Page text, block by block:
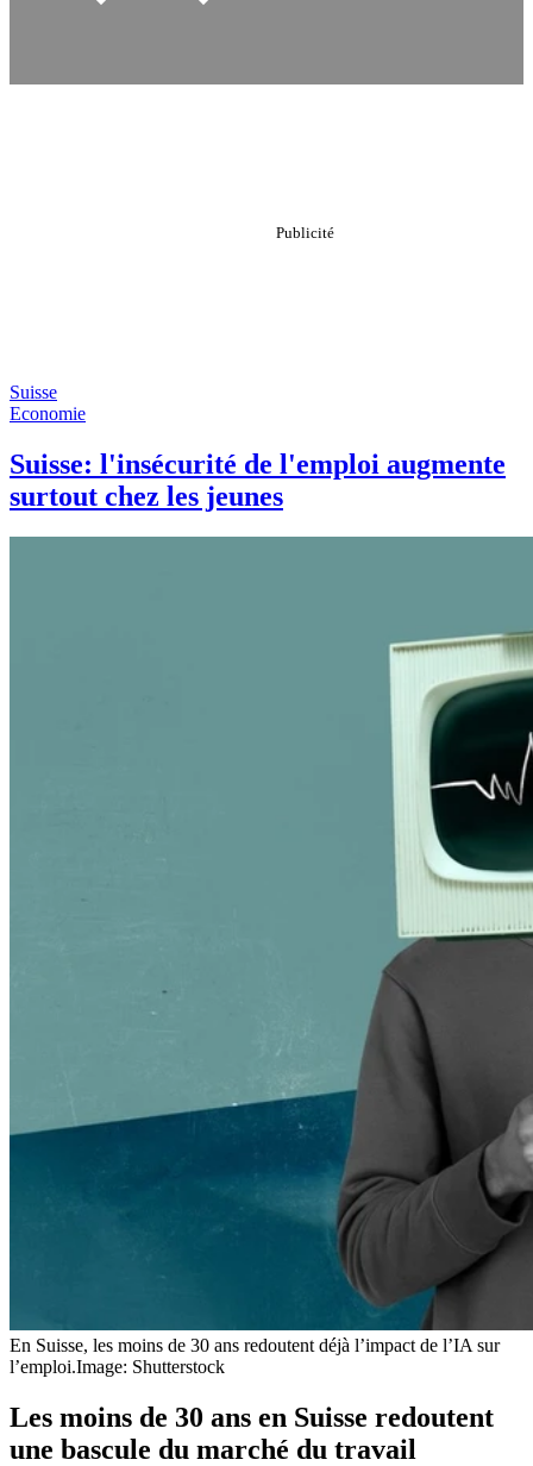
Suisse
Economie
Suisse: l'insécurité de l'emploi augmente
surtout chez les jeunes
En Suisse, les moins de 30 ans redoutent déjà l’impact de l’IA sur
l’emploi.Image: Shutterstock
Les moins de 30 ans en Suisse redoutent
une bascule du marché du travail